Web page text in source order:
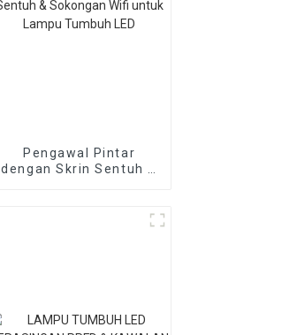
Pengawal Pintar
dengan Skrin Sentuh &